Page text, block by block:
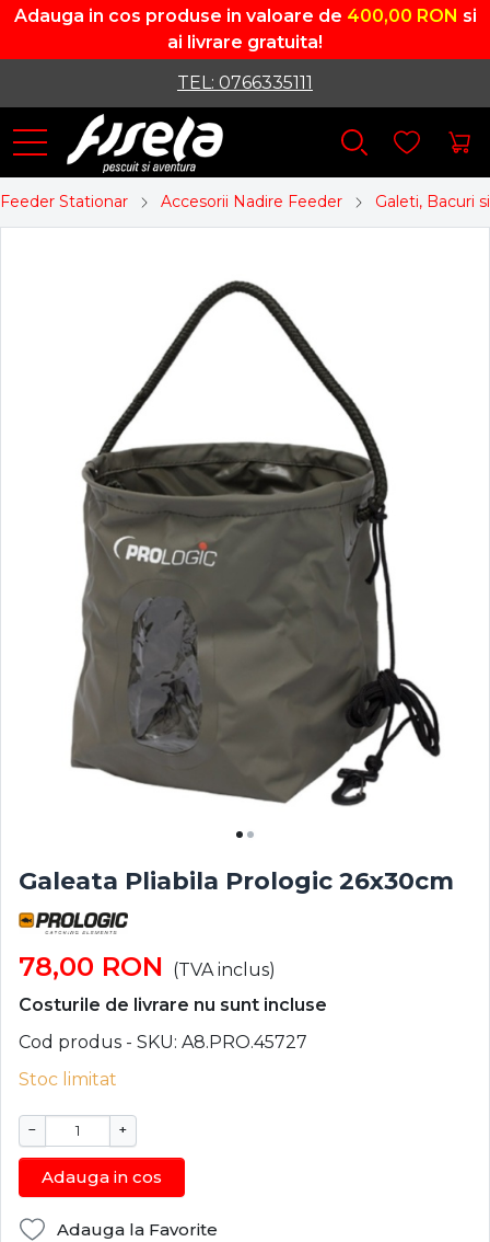
Adauga in cos produse in valoare de 400,00 RON si
ai livrare gratuita!
TEL: 0766335111
Feeder Stationar Accesorii Nadire Feeder Galeti, Bacuri
Galeata Pliabila Prologic 26x30cm
78,00 RON
(TVA inclus)
Costurile de livrare nu sunt incluse
Cod produs - SKU A8.PRO.45727
Stoc limitat
− +
Adauga in cos
Adauga la Favorite